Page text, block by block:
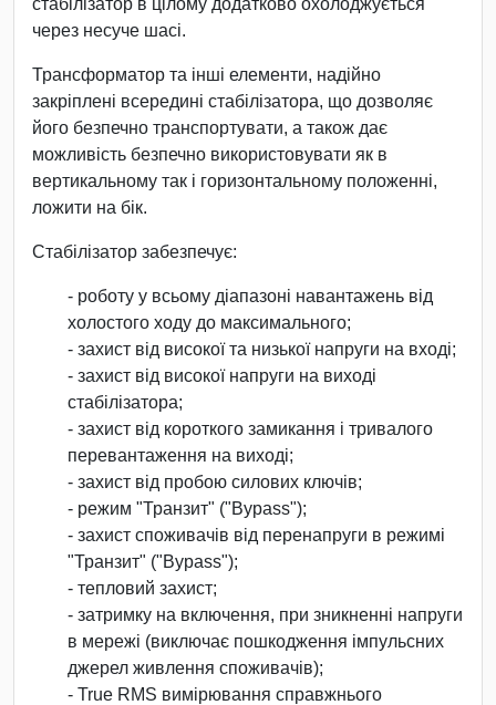
через несуче шасі.
Трансформатор та інші елементи, надійно
закріплені всередині стабілізатора, що дозволяє
його безпечно транспортувати, а також дає
можливість безпечно використовувати як в
вертикальному так і горизонтальному положенні,
ложити на бік.
Стабілізатор забезпечує:
- роботу у всьому діапазоні навантажень від
холостого ходу до максимального;
- захист від високої та низької напруги на вході;
- захист від високої напруги на виході
стабілізатора;
- захист від короткого замикання і тривалого
перевантаження на виході;
- захист від пробою силових ключів;
- режим "Транзит" ("Bypass");
- захист споживачів від перенапруги в режимі
"Транзит" ("Bypass");
- тепловий захист;
- затримку на включення, при зникненні напруги
в мережі (виключає пошкодження імпульсних
джерел живлення споживачів);
- True RMS вимірювання справжнього